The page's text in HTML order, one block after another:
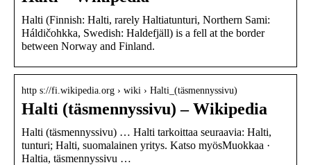
Halti (Finnish: Halti, rarely Haltiatunturi, Northern Sami:
Háldičohkka, Swedish: Haldefjäll) is a fell at the border
between Norway and Finland.
http s://fi.wikipedia.org › wiki › Halti_(täsmennyssivu)
Halti (täsmennyssivu) – Wikipedia
Halti (täsmennyssivu) … Halti tarkoittaa seuraavia: Halti,
tunturi; Halti, suomalainen yritys. Katso myösMuokkaa ·
Haltia, täsmennyssivu …